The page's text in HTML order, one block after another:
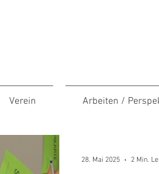
Verein Arbeiten /
28. Mai 2025 2 Min.